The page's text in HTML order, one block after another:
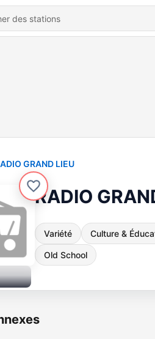
GRAND LIEU
RADIO
Variété Culture &
Old School